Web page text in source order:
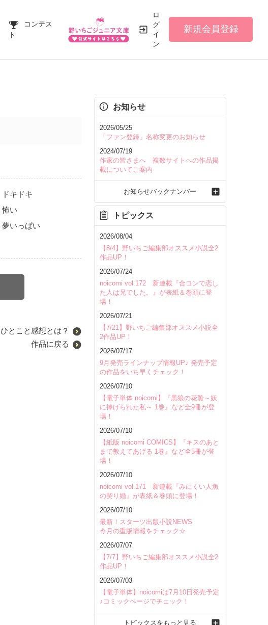
コンテス
ト
ロ
グ
イ
ン
新規会員登録
ドキドキ
怖い
夢いっぱい
ひとこと感想とは？
作品に戻る
お知らせ
2026/05/25
「ファン登録」名称変更のお知らせ
2024/07/19
作家の皆さまへ 複数サイトへの作品掲
載についてご案内
お知らせバックナンバー
トピックス
2026/08/04
【8/4】野いちご編集部オススメ小説全2
作品UP！
2026/07/24
noicomi vol.172 新連載『合コンで恋し
た人は兄でした。』が表紙＆巻頭に登
場！
2026/07/21
【7/21】野いちご編集部オススメ小説全
2作品UP！
2026/07/17
9月発売ラインナップ情報UP♪ 発売予定
の作品をいち早くチェック！
2026/07/10
【電子単体 noicomi】『黒狼の花贄～妖
に捧げられた私～ 1巻』など全9冊が登
場！
2026/07/10
【紙版 noicomi COMICS】『キスのあと
まで教えてあげる 1巻』など全5冊が登
場！
2026/07/10
noicomi vol.171 新連載『みにくい人魚
の契り婚』が表紙＆巻頭に登場！
2026/07/10
最新！スターツ出版小説NEWS
今月の重版情報をチェック☆
2026/07/07
【7/7】野いちご編集部オススメ小説全2
作品UP！
2026/07/03
【電子単体】noicomiは7月10日発売予定
♪コミックページでチェック！
トピックスをもっと見る